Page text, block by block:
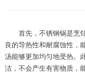
首先，不锈钢锅是烹饪
良的导热性和耐腐蚀性，
汤能够更加均匀地受热。
洁，不会产生有害物质，